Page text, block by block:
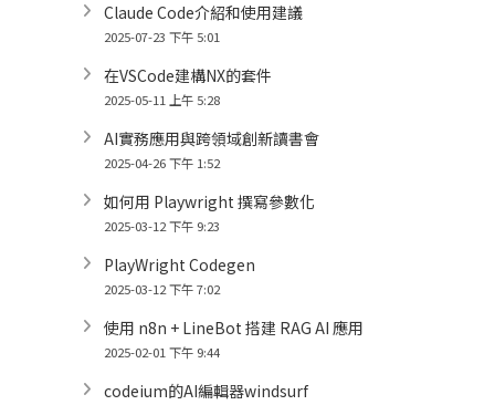
Claude Code介紹和使用建議
2025-07-23 下午 5:01
在VSCode建構NX的套件
2025-05-11 上午 5:28
AI實務應用與跨領域創新讀書會
2025-04-26 下午 1:52
如何用 Playwright 撰寫參數化
2025-03-12 下午 9:23
PlayWright Codegen
2025-03-12 下午 7:02
使用 n8n + LineBot 搭建 RAG AI 應用
2025-02-01 下午 9:44
codeium的AI編輯器windsurf